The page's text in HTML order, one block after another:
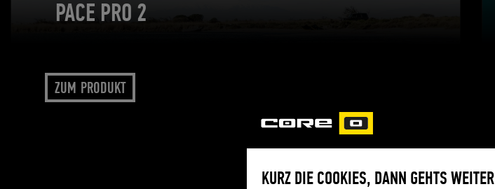
PACE PRO 2
ZUM PRODUKT
KURZ DIE COOKIES, DANN GEHTS WEITER